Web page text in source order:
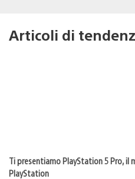
Articoli di
Ti presentiamo PlayStation 5 Pro, il
PlayStation